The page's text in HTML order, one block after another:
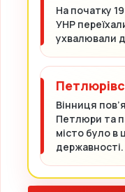
На початку
УНР
ухвалювали
Вінниця
Петлюри та
місто було в
державності.